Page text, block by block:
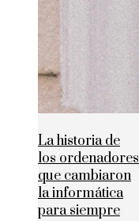
La historia de
los ordenadores
que cambiaron
la informática
para siempre